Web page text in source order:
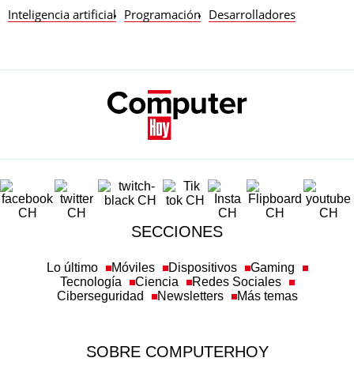
Inteligencia artificial Programación Desarrolladores
SECCIONES
Tecnología
Ciencia
Redes Sociales
Ciberseguridad
Newsletters Más temas